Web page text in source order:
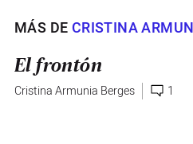
MÁS DECRISTINA
El frontón
Cristina Armunia Berges 1